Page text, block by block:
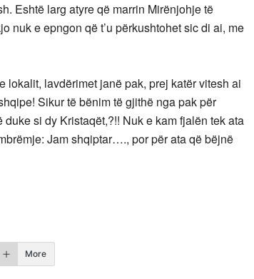
Eshtë larg atyre që marrin Mirënjohje të
nuk e epngon që t’u përkushtohet sic di ai, me
lokalit, lavdërimet janë pak, prej katër vitesh ai
Sikur të bënim të gjithë nga pak për
si dy Kristaqët,?!! Nuk e kam fjalën tek ata
Jam shqiptar…., por për ata që bëjnë
More